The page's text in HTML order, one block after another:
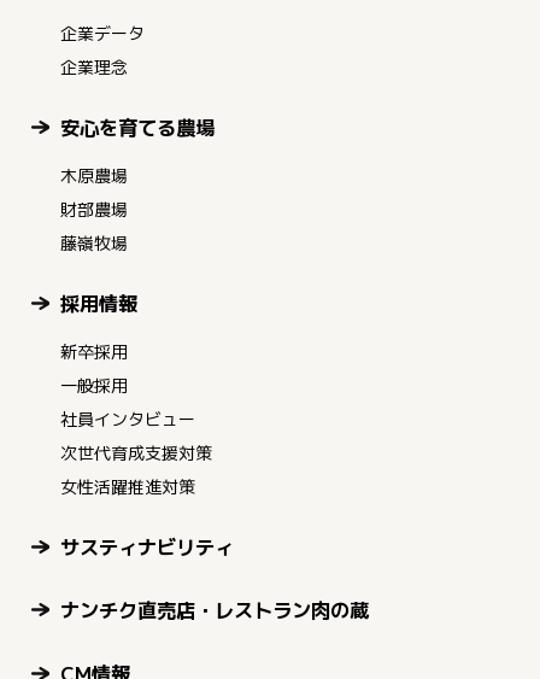
企業データ
企業理念
安心を育てる農場
木原農場
財部農場
藤嶺牧場
採用情報
新卒採用
一般採用
社員インタビュー
次世代育成支援対策
女性活躍推進対策
サスティナビリティ
ナンチク直売店・レストラン肉の蔵
CM情報